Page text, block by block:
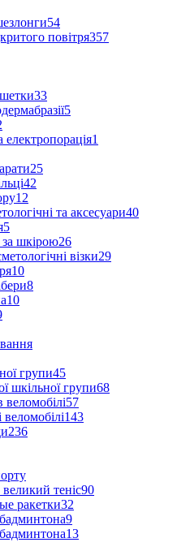
54
повітря357
33
5
електропорація1
25
42
12
та аксесуари40
5
за шкірою26
візки29
10
8
10
групи45
шкільної групи68
веломобілі57
веломобілі143
236
теніс90
ракетки32
9
13